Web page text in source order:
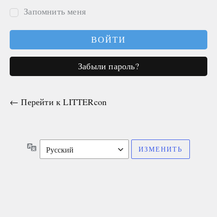
Запомнить меня
Забыли пароль?
← Перейти к LITTERcon
Язык